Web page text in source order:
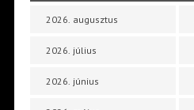
2026. augusztus
2026. július
2026. június